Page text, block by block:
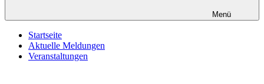
Menü
Startseite
Aktuelle Meldungen
Veranstaltungen